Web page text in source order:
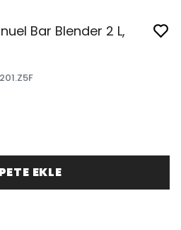
Bar Blender 2 L,
EKLE